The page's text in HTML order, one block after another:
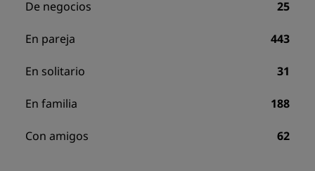
De negocios 25
En pareja 443
En solitario 31
En familia 188
Con amigos 62